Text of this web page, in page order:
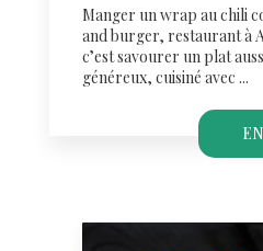
Manger un wrap au chili
and burger, restaurant à
c’est savourer un plat
généreux, cuisiné avec ...